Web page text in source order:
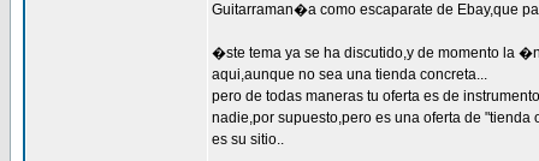
Guitarraman�a como escaparate de Ebay,que
�ste tema ya se ha discutido,y de momento la
aqui,aunque no sea una tienda concreta...
pero de todas maneras tu oferta es de
nadie,por supuesto,pero es una oferta de
es su sitio..